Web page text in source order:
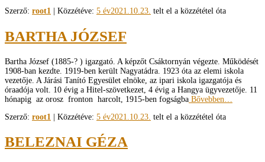
Szerző: root1 | Közzétéve: 5 év2021.10.23. telt el a közzététel óta
BARTHA JÓZSEF
Bartha József (1885-? ) igazgató. A képzőt Csáktornyán végezte. Működését
1908-ban kezdte. 1919-ben került Nagyatádra. 1923 óta az elemi iskola
vezetője. A Járási Tanító Egyesület elnöke, az ipari iskola igazgatója és
óraadója volt. 10 évig a Hitel-szövetkezet, 4 évig a Hangya ügyvezetője. 11
hónapig az orosz fronton harcolt, 1915-ben fogságba Bővebben…
Szerző: root1 | Közzétéve: 5 év2021.10.23. telt el a közzététel óta
BELEZNAI GÉZA